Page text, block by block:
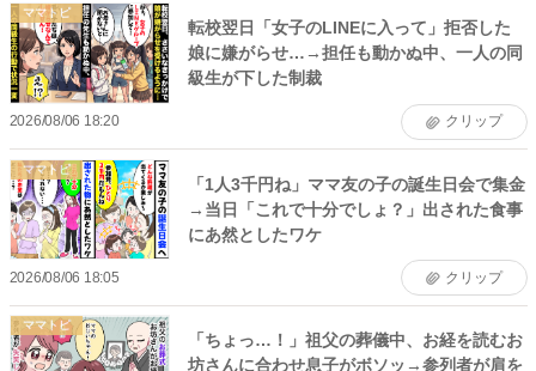
ママトピ
転校翌日「女子のLINEに入って」拒否した
娘に嫌がらせ…→担任も動かぬ中、一人の同
級生が下した制裁
2026/08/06 18:20 クリップ
ママトピ
「1人3千円ね」ママ友の子の誕生日会で集金
→当日「これで十分でしょ？」出された食事
にあ然としたワケ
2026/08/06 18:05 クリップ
ママトピ
「ちょっ…！」祖父の葬儀中、お経を読むお
坊さんに合わせ息子がボソッ→参列者が肩を